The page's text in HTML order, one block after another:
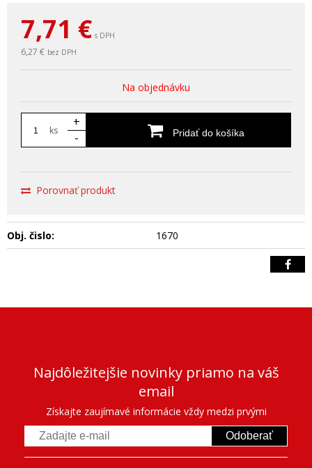
7,71 € s DPH
6,27 € bez DPH
Na objednávku
ks
+
-
Pridať do košíka
Porovnať produkt
Obj. čislo: 1670
Najdôležitejšie novinky priamo na váš
email
Získajte zaujímavé informácie vždy medzi prvými
Odoberať